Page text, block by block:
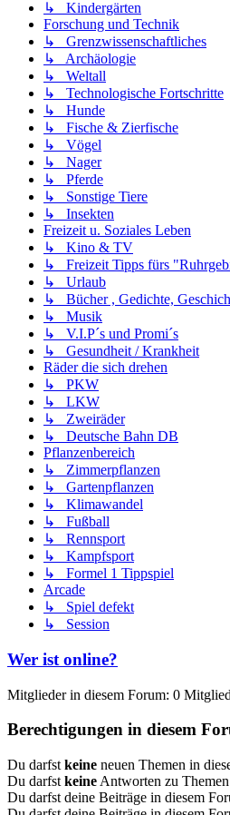
↳ Kindergärten
Forschung und Technik
↳ Grenzwissenschaftliches
↳ Archäologie
↳ Weltall
↳ Technologische Fortschritte
↳ Hunde
↳ Fische & Zierfische
↳ Vögel
↳ Nager
↳ Pferde
↳ Sonstige Tiere
↳ Insekten
Freizeit u. Soziales Leben
↳ Kino & TV
↳ Freizeit Tipps fürs
↳ Urlaub
↳ Bücher , Gedichte,
↳ Musik
↳ V.I.P´s und Promi´s
↳ Gesundheit / Krankheit
Räder die sich drehen
↳ PKW
↳ LKW
↳ Zweiräder
↳ Deutsche Bahn DB
Pflanzenbereich
↳ Zimmerpflanzen
↳ Gartenpflanzen
↳ Klimawandel
↳ Fußball
↳ Rennsport
↳ Kampfsport
↳ Formel 1 Tippspiel
Arcade
↳ Spiel defekt
↳ Session
Wer ist online?
Mitglieder in diesem Forum: 0
Berechtigungen in diesem
Du darfst keine neuen Themen in
Du darfst keine Antworten zu
Du darfst deine Beiträge in diesem